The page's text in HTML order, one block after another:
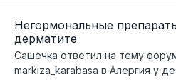
Негормональные
дерматите
Сашечка ответил на тему
markiza_karabasa в Алергия у